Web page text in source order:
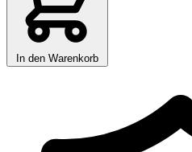
In den Warenkorb